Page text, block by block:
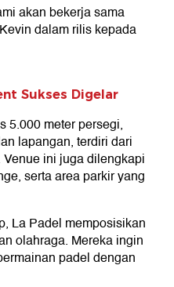
akan bekerja sama
dalam rilis kepada
Sukses Digelar
5.000 meter persegi,
lapangan, terdiri dari
ini juga dilengkapi
serta area parkir yang
La Padel memposisikan
olahraga. Mereka ingin
padel dengan